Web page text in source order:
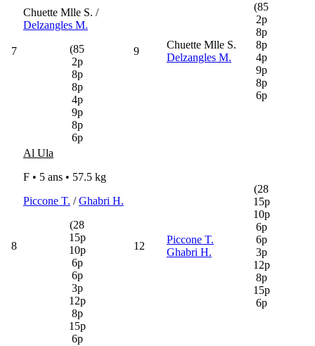
7
Chuette Mlle S. /
Delzangles M.
(85
2p
8p
8p
4p
9p
8p
6p
9
Chuette Mlle S.
Delzangles M.
(85
2p
8p
8p
4p
9p
8p
6p
8
Al Ula
F • 5 ans • 57.5 kg
Piccone T. /Ghabri H.
(28
15p
10p
6p
6p
3p
12p
8p
15p
6p
12
Piccone T.
Ghabri H.
(28
15p
10p
6p
6p
3p
12p
8p
15p
6p